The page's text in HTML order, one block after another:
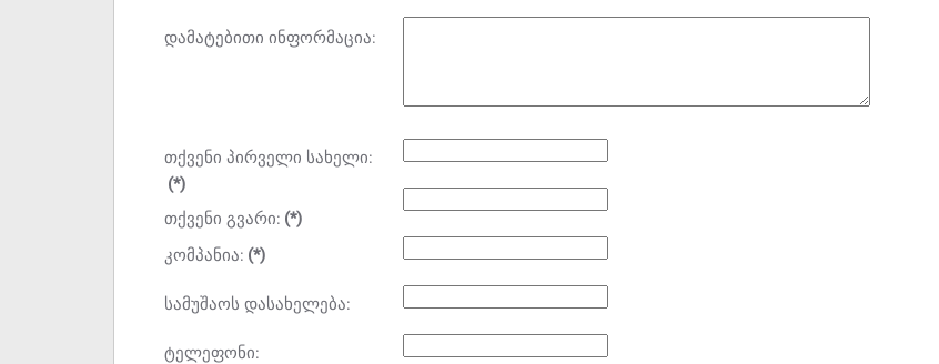
დამატებითი ინფორმაცია:
თქვენი პირველი სახელი:
(*)
თქვენი გვარი: (*)
კომპანია: (*)
სამუშაოს დასახელება:
ტელეფონი: